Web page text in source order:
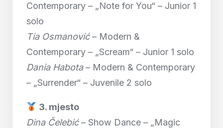
Contemporary – „Note for You“ – Junior 1
solo
Tia Osmanović– Modern &
Contemporary – „Scream“ – Junior 1 solo
Dania Habota– Modern & Contemporary
– „Surrender“ – Juvenile 2 solo
3. mjesto
Dina Čelebić– Show Dance – „Magic